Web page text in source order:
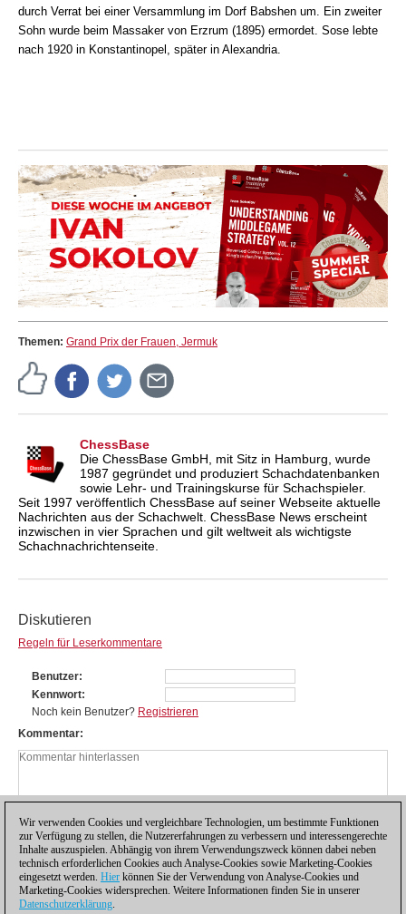
durch Verrat bei einer Versammlung im Dorf Babshen um. Ein zweiter
Sohn wurde beim Massaker von Erzrum (1895) ermordet. Sose lebte
nach 1920 in Konstantinopel, später in Alexandria.
Themen: Grand Prix der Frauen, Jermuk
ChessBase
Die ChessBase GmbH, mit Sitz in Hamburg, wurde
1987 gegründet und produziert Schachdatenbanken
sowie Lehr- und Trainingskurse für Schachspieler.
Seit 1997 veröffentlich ChessBase auf seiner Webseite aktuelle
Nachrichten aus der Schachwelt. ChessBase News erscheint
inzwischen in vier Sprachen und gilt weltweit als wichtigste
Schachnachrichtenseite.
Diskutieren
Regeln für Leserkommentare
Benutzer
Kennwort
Noch kein Benutzer? Registrieren
Kommentar
Wir verwenden Cookies und vergleichbare Technologien, um bestimmte Funktionen
zur Verfügung zu stellen, die Nutzererfahrungen zu verbessern und interessengerechte
Inhalte auszuspielen. Abhängig von ihrem Verwendungszweck können dabei neben
technisch erforderlichen Cookies auch Analyse-Cookies sowie Marketing-Cookies
eingesetzt werden. Hier können Sie der Verwendung von Analyse-Cookies und
Marketing-Cookies widersprechen. Weitere Informationen finden Sie in unserer
Datenschutzerklärung.